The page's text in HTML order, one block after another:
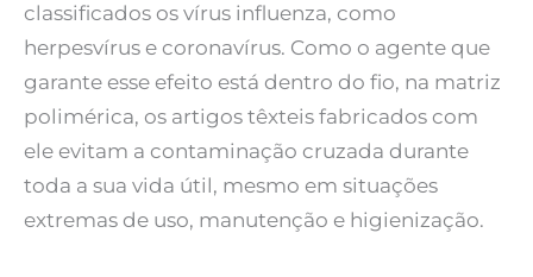
classificados os vírus influenza, como
herpesvírus e coronavírus. Como o agente que
garante esse efeito está dentro do fio, na matriz
polimérica, os artigos têxteis fabricados com
ele evitam a contaminação cruzada durante
toda a sua vida útil, mesmo em situações
extremas de uso, manutenção e higienização.